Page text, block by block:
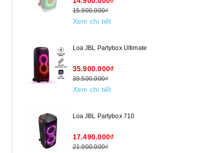
15.900.000₫
Xem chi tiết
Loa JBL Partybox Ultimate
35.900.000₫
39.500.000₫
Xem chi tiết
Loa JBL Partybox 710
17.490.000₫
21.900.000₫